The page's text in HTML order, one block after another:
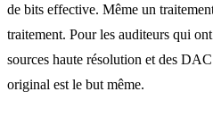
de bits effective. Même un
traitement. Pour les auditeurs qui
sources haute résolution et des
original est le but même.